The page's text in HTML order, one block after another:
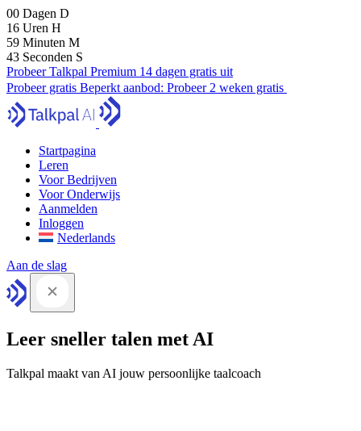
00 Dagen D
16 Uren H
59 Minuten M
42 Seconden S
Probeer Talkpal Premium 14 dagen gratis uit
Probeer gratis Beperkt aanbod: Probeer 2 weken gratis
Startpagina
Leren
Voor Bedrijven
Voor Onderwijs
Aanmelden
Inloggen
Nederlands
Aan de slag
Leer sneller talen met AI
Talkpal maakt van AI jouw persoonlijke taalcoach